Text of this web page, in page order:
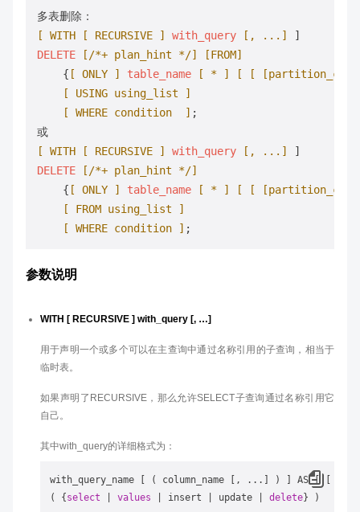
[ WITH [ RECURSIVE ]
with_query [, ...]
DELETE
[/*+ plan_hint */]
[FROM]
    {
[ ONLY ] table_name [ * ]
[ [
[ USING using_list ]
[ WHERE condition  ] ;
[ WITH [ RECURSIVE ]
with_query [, ...]
DELETE
[/*+ plan_hint */]
    {
[ ONLY ] table_name [ * ]
[ [
[ FROM using_list ]
[ WHERE condition ]
参数说明
WITH [ RECURSIVE ] with_query [, …]
用于声明一个或多个可以在主查询中通过名称引用的子查询，相当于
临时表。
如果声明了RECURSIVE，那么允许SELECT子查询通过名称引用它
自己。
其中with_query的详细格式为：
with_query_name [ ( column_name [, ...] ) ] AS [ [ NOT ]
( { select values | insert | update | delete